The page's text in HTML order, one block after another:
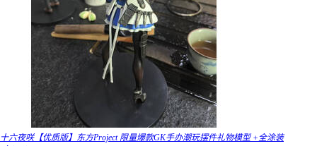
十六夜咲【优质版】东方Project 限量爆款GK手办潮玩摆件礼物模型 +全涂装